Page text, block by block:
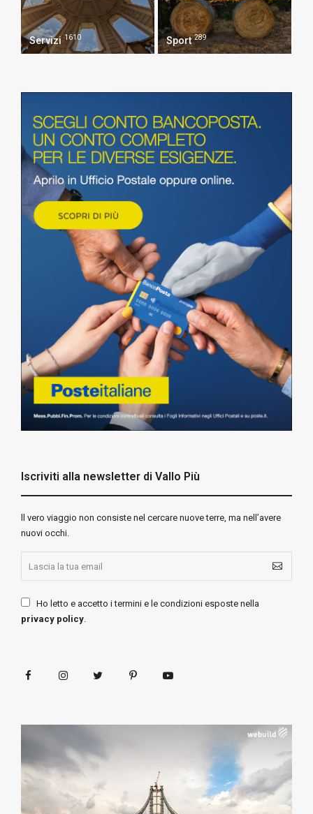
Servizi 1610 Sport 289
Iscriviti alla newsletter di Vallo Più
ll vero viaggio non consiste nel cercare nuove terre, ma nell’avere
nuovi occhi.
Ho letto e accetto i termini e le condizioni esposte nella
privacy policy.